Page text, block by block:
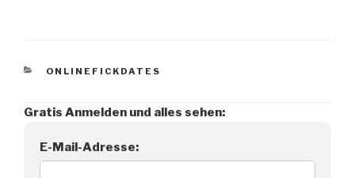
KATEGORIEN
ONLINEFICKDATES
Gratis Anmelden und alles sehen:
E-Mail-Adresse: